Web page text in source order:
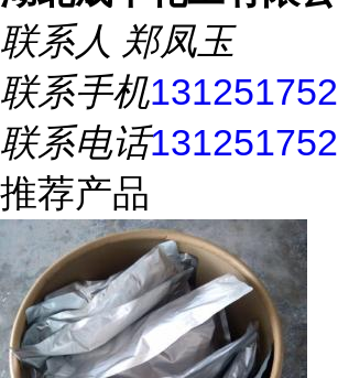
联系人 郑凤玉
联系手机
联系电话
推荐产品